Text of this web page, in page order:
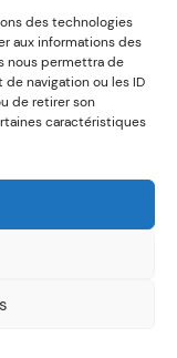
des technologies
aux informations des
nous permettra de
navigation ou les ID
de retirer son
caractéristiques
do I set up a sales